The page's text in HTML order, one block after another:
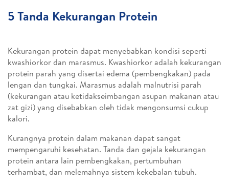
5 Tanda Kekurangan Protein
Kekurangan protein dapat menyebabkan kondisi seperti
kwashiorkor dan marasmus. Kwashiorkor adalah kekurangan
protein parah yang disertai edema (pembengkakan) pada
lengan dan tungkai. Marasmus adalah malnutrisi parah
(kekurangan atau ketidakseimbangan asupan makanan atau
zat gizi) yang disebabkan oleh tidak mengonsumsi cukup
kalori.
Kurangnya protein dalam makanan dapat sangat
mempengaruhi kesehatan. Tanda dan gejala kekurangan
protein antara lain pembengkakan, pertumbuhan
terhambat, dan melemahnya sistem kekebalan tubuh.